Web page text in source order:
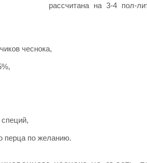
рассчитана на 3-4 пол-
чеснока,
перца по желанию.